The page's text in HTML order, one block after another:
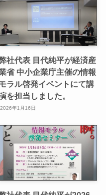
社代表 目代純平が経済産
省 中小企業庁主催の情報
ラル啓発イベントにて講
を担当しました。
2026年1月16日